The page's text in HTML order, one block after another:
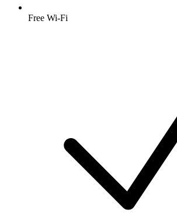
Free Wi-Fi